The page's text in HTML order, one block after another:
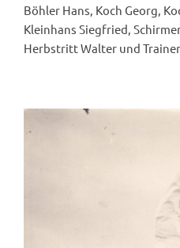
Böhler Hans, Koch Georg,
Kleinhans Siegfried,
Herbstritt Walter und